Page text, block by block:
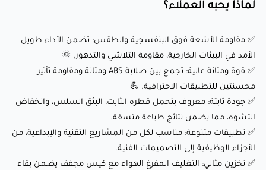
✅ جودة ثابتة: معروف بتحمل قطره الثابت، البثق السلس،
✅ تطبيقات متنوعة: مناسب لكل من المشاريع التقنية والإبداعية،
✅ تخزين مثالي: التغليف المفرغ الهواء مع كيس مجفف يضمن
بقاء الخيط جافًا وخاليًا من الغبار أو الأوساخ. 🛡️
✅ مقاومة حرارية: تتحمل درجات الحرارة المرتفعة، مما يجعلها
لماذا يحبه العملاء؟
✅ مقاومة الأشعة فوق البنفسجية والطقس: تضمن الأداء طويل
الأمد في البيئات الخارجية، مقاومة التلاشي والتدهور. 🌞
✅ قوة ومتانة عالية: تجمع بين صلابة ABS ومتانة ومقاومة تأثير
محسنتين للتطبيقات الاحترافية. 💪
✅ جودة ثابتة: معروف بتحمل قطره الثابت، البثق السلس، وانخفاض
التشوه، مما يضمن نتائج طباعة متسقة.
✅ تطبيقات متنوعة: مناسب لكل من المشاريع التقنية والإبداعية، من
الأجزاء الوظيفية إلى التصميمات الفنية.
✅ تخزين مثالي: التغليف المفرغ الهواء مع كيس مجفف يضمن بقاء